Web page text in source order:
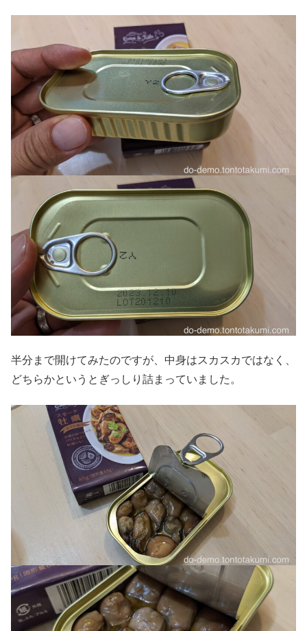
半分まで開けてみたのですが、中身はスカスカではなく、
どちらかというとぎっしり詰まっていました。